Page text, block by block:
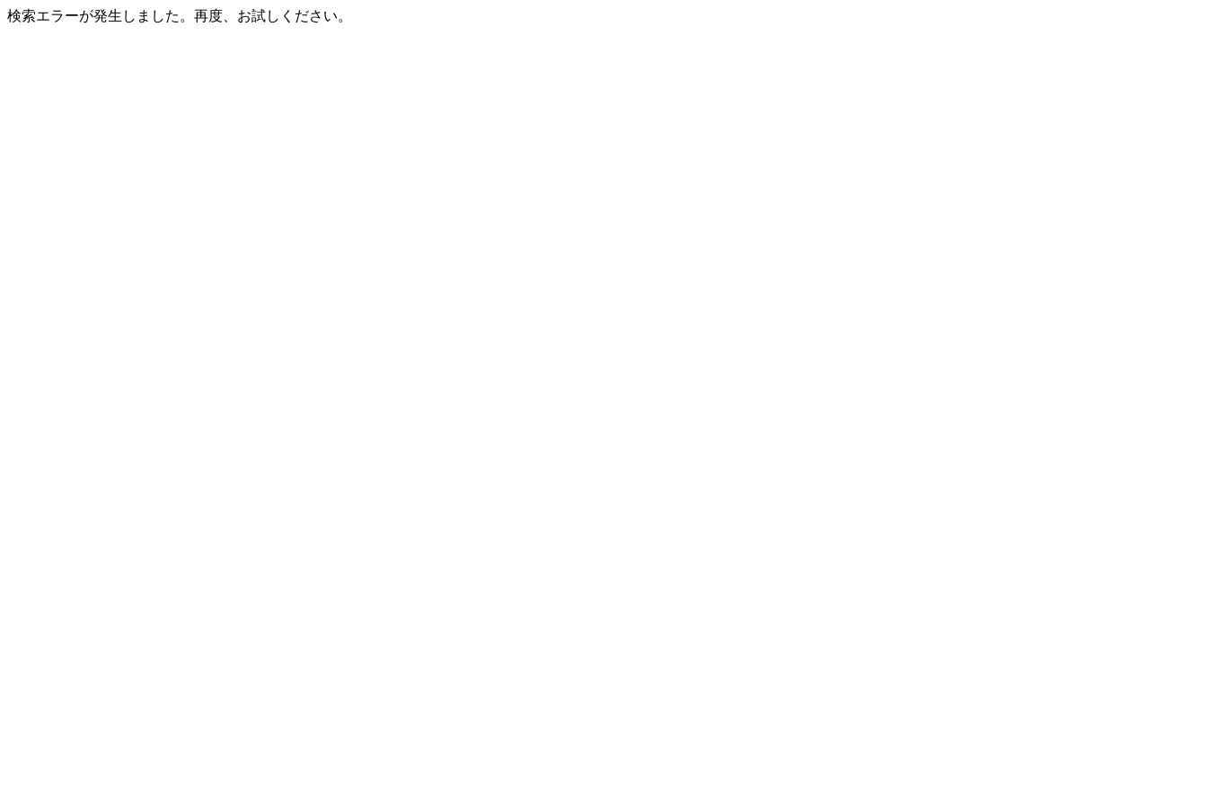
検索エラーが発生しました。再度、お試しください。